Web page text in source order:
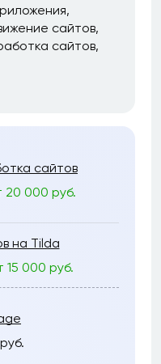
сайтов
сайтов
сайтов
20 000 руб.
на Tilda
15 000 руб.